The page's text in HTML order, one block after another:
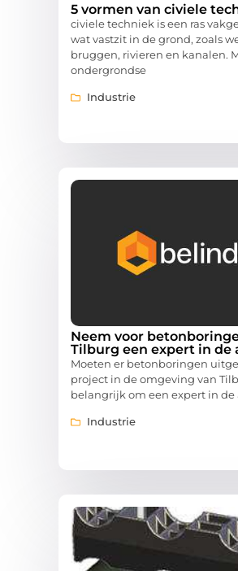
5 vormen van civiele
civiele techniek is een ras
wat vastzit in de grond, zoals
bruggen, rivieren en kanalen.
ondergrondse
Industrie
Neem voor
Tilburg een expert in de
Moeten er betonboringen
project in de omgeving van
belangrijk om een expert in
Industrie